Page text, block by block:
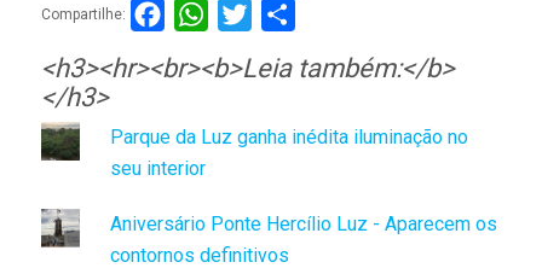
Compartilhe: FacebookWhatsApp
Twitter
<h3><hr><br><b>Leia também:</b>
</h3>
Parque da Luz ganha inédita iluminação no
seu interior
Aniversário Ponte Hercílio Luz - Aparecem os
contornos definitivos